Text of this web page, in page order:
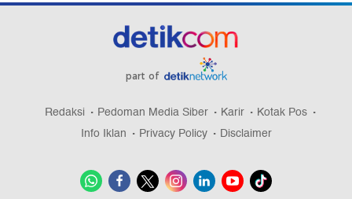
part of
Redaksi Pedoman Media Siber Karir
Kotak Pos
Info Iklan
Privacy Policy Disclaimer